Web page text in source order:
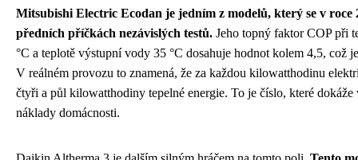
Mitsubishi Electric Ecodan je jedním z modelů, který se v roce
předních příčkách nezávislých testů. Jeho topný faktor COP při
°C a teplotě výstupní vody 35 °C dosahuje hodnot kolem 4,5, což
V reálném provozu to znamená, že za každou kilowatthodinu
čtyři a půl kilowatthodiny tepelné energie. To je číslo, které
náklady domácnosti.